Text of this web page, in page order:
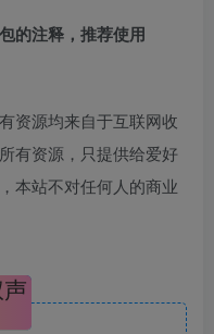
的注释，推荐使用
资源均来自于互联网收
有资源，只提供给爱好
本站不对任何人的商业